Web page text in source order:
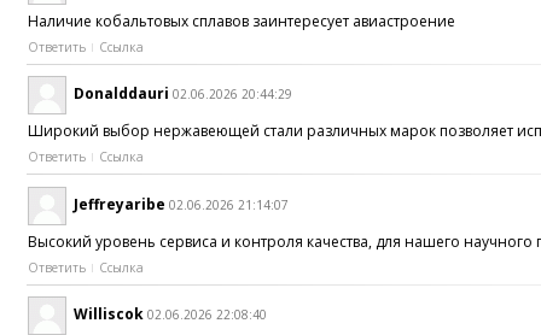
Наличие кобальтовых сплавов заинтересует авиастроение
Ответить Ссылка
Donalddauri 02.06.2026 20:44:29
Широкий выбор нержавеющей стали различных марок позволяет
Ответить Ссылка
Jeffreyaribe 02.06.2026 21:14:07
Высокий уровень сервиса и контроля качества, для нашего
Ответить Ссылка
Williscok 02.06.2026 22:08:40